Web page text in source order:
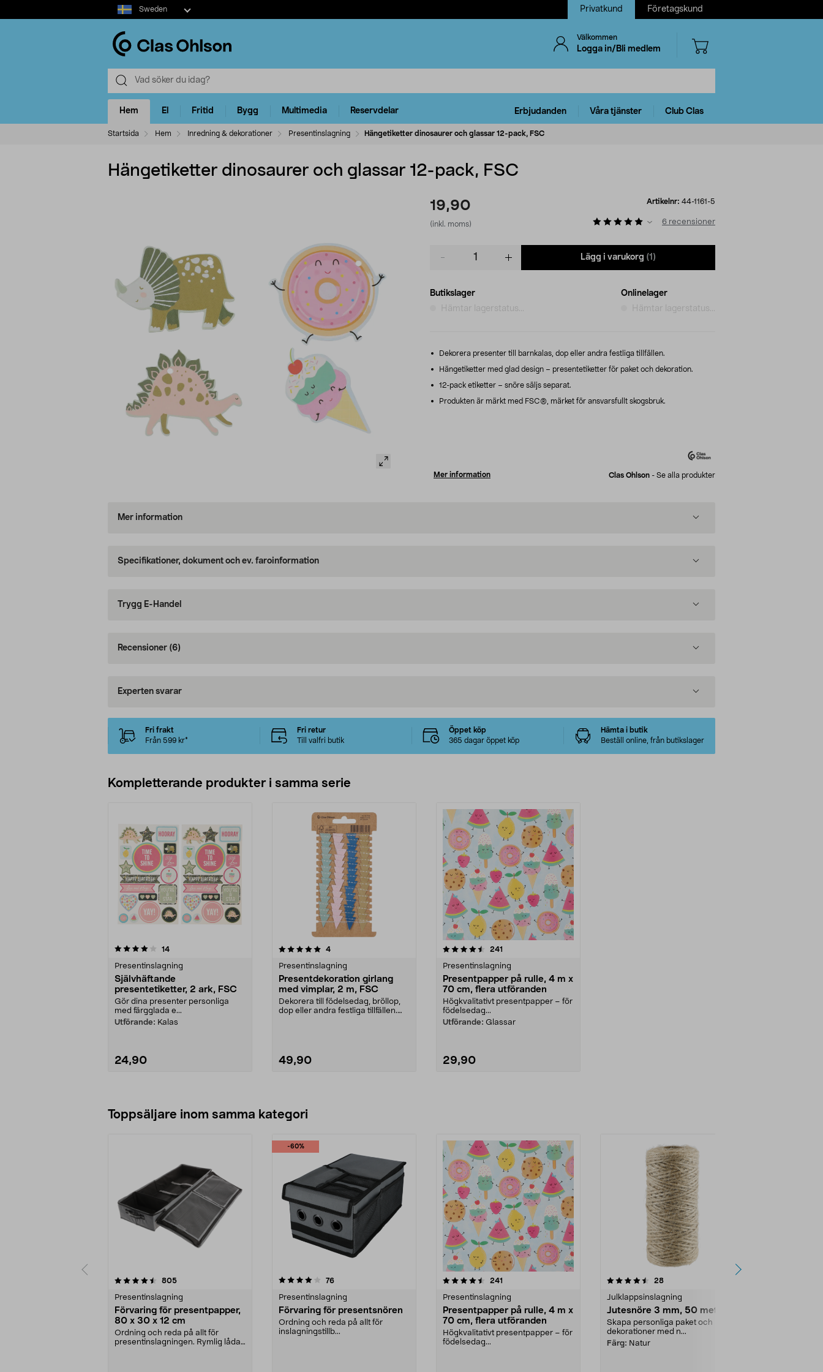
Select
market
Sweden Privatkund Företagskund
Välkommen
Logga in/Bli medlem
Hem El Fritid Bygg Multimedia Reservdelar Erbjudanden Våra tjänster Club Clas
Startsida Hem Inredning & dekorationer Presentinslagning Hängetiketter dinosaurer och glassar 12-pack, FSC
Hängetiketter dinosaurer och glassar 12-pack, FSC
19,90
(inkl. moms)
Artikelnr: 44-1161-5
6 recensioner
Lägg i varukorg (1)
Butikslager
Hämtar lagerstatus...
Onlinelager
Hämtar lagerstatus...
Dekorera presenter till barnkalas, dop eller andra festliga tillfällen.
Hängetiketter med glad design – presentetiketter för paket och dekoration.
12-pack etiketter – snöre säljs separat.
Produkten är märkt med FSC®, märket för ansvarsfullt skogsbruk.
Mer information Clas Ohlson - Se alla produkter
Mer information
Specifikationer, dokument och ev. faroinformation
Trygg E-Handel
Recensioner (6)
Experten svarar
Fri frakt
Från 599 kr*
Fri retur
Till valfri butik
Öppet köp
365 dagar öppet köp
Hämta i butik
Beställ online, från butikslager
Kompletterande produkter i samma serie
14recensioner
Presentinslagning
Självhäftande
presentetiketter, 2 ark, FSC
Gör dina presenter personliga
med färgglada e...
Utförande: Kalas
24,90
5.0av 5 stjärnor 4recensioner
Presentinslagning
Presentdekoration girlang
med vimplar, 2 m, FSC
Dekorera till födelsedag, bröllop,
dop eller andra festliga tillfällen.
49,90
4.5av 5 stjärnor 241
Presentinslagning
Presentpapper på rulle, 4 m x
70 cm, flera utföranden
Högkvalitativt presentpapper – för
födelsedag...
Utförande: Glassar
29,90
Toppsäljare inom samma kategori
805recensioner
Presentinslagning
Förvaring för presentpapper,
80 x 30 x 12 cm
Ordning och reda på allt för
presentinslagningen. Rymlig låda
-60%
4.0 av 5 stjärnor 76recensioner
Presentinslagning
Förvaring för presentsnören
Ordning och reda på allt för
inslagningstillb...
4.5 av 5 stjärnor 241
Presentinslagning
Presentpapper på rulle, 4 m x
70 cm, flera utföranden
Högkvalitativt presentpapper – för
födelsedag...
4.5 av 5 stjärnor 28recensioner
Julklappsinslagning
Jutesnöre 3 mm, 50 meter
Skapa personliga paket och
dekorationer med n...
Färg: Natur
4.5 av 5 stjärnor